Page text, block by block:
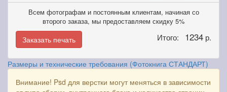
Всем фотографам и постоянным клиентам, начиная со
второго заказа, мы предоставляем скидку 5%
Заказать печать Итого: 1234 р.
Размеры и технические требования (Фотокнига СТАНДАРТ)
Внимание! Psd для верстки могут меняться в зависимости